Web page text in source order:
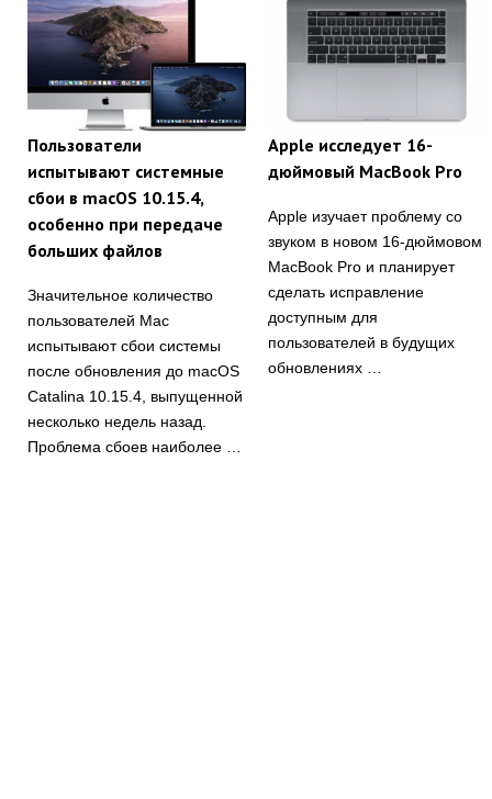
Пользователи
испытывают системные
сбои в macOS 10.15.4,
особенно при передаче
больших файлов
Значительное количество
пользователей Mac
испытывают сбои системы
после обновления до macOS
Catalina 10.15.4, выпущенной
несколько недель назад.
Проблема сбоев наиболее …
Apple исследует 16-
дюймовый MacBook Pro
Apple изучает проблему со
звуком в новом 16-дюймовом
MacBook Pro и планирует
сделать исправление
доступным для
пользователей в будущих
обновлениях …